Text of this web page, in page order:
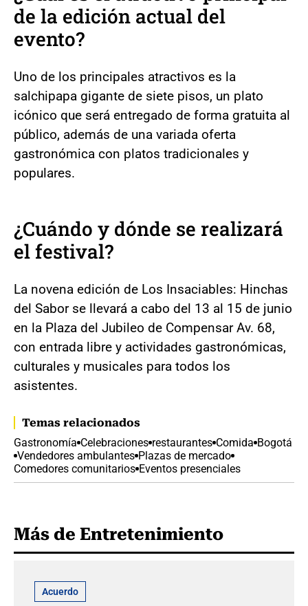
de la edición actual del
evento?
Uno de los principales atractivos es la
salchipapa gigante de siete pisos, un plato
icónico que será entregado de forma gratuita al
público, además de una variada oferta
gastronómica con platos tradicionales y
populares.
¿Cuándo y dónde se realizará
el festival?
La novena edición de Los Insaciables: Hinchas
del Sabor se llevará a cabo del 13 al 15 de junio
en la Plaza del Jubileo de Compensar Av. 68,
con entrada libre y actividades gastronómicas,
culturales y musicales para todos los
asistentes.
Temas relacionados
Gastronomía Celebraciones restaurantes Comida Bogotá
Vendedores ambulantes Plazas de mercado
Comedores comunitarios Eventos presenciales
Más de Entretenimiento
Acuerdo